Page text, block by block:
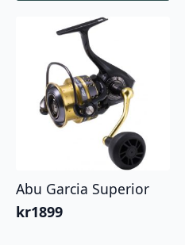
Alternativene
velges
produktsiden
Abu Garcia Superior
kr1899